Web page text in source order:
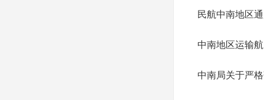
民航中南地区
中南地区运输
中南局关于严